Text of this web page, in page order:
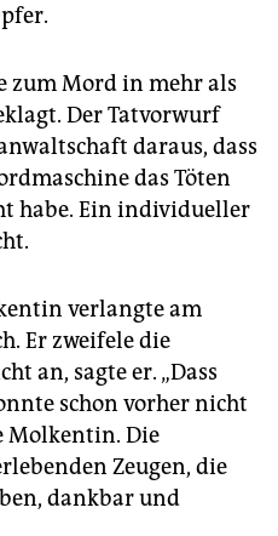
zum Mord in mehr als
Der Tatvorwurf
daraus, dass
das Töten
habe. Ein individueller
verlangte am
Er zweifele die
an, sagte er. „Dass
schon vorher nicht
Molkentin. Die
Zeugen, die
dankbar und